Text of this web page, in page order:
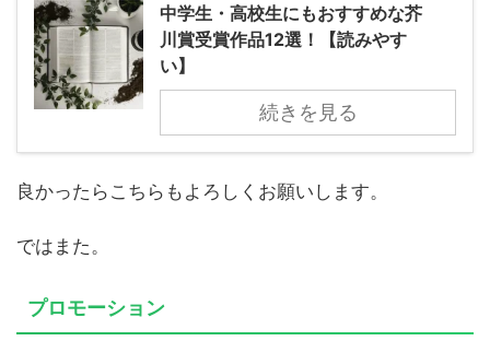
中学生・高校生にもおすすめな芥
川賞受賞作品12選！【読みやす
い】
続きを見る
良かったらこちらもよろしくお願いします。
ではまた。
プロモーション